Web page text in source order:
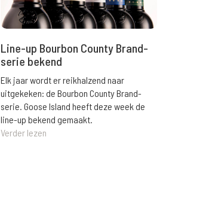
Line-up Bourbon County Brand-
serie bekend
Elk jaar wordt er reikhalzend naar
uitgekeken: de Bourbon County Brand-
serie. Goose Island heeft deze week de
line-up bekend gemaakt.
Verder lezen